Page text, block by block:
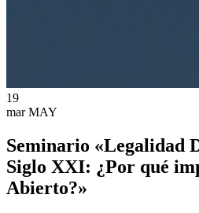
19
mar MAY
Seminario «Legalidad
Siglo XXI: ¿Por qué
Abierto?»